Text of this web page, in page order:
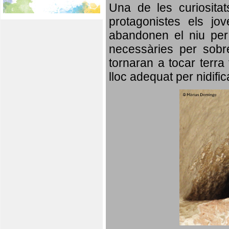
Una de les
protagonistes els
abandonen el niu
necessàries per
tornaran a tocar
lloc adequat per